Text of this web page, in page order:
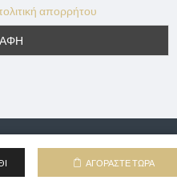
ΑΓΟΡΆΣΤΕ ΤΏΡΑ
απορρήτου